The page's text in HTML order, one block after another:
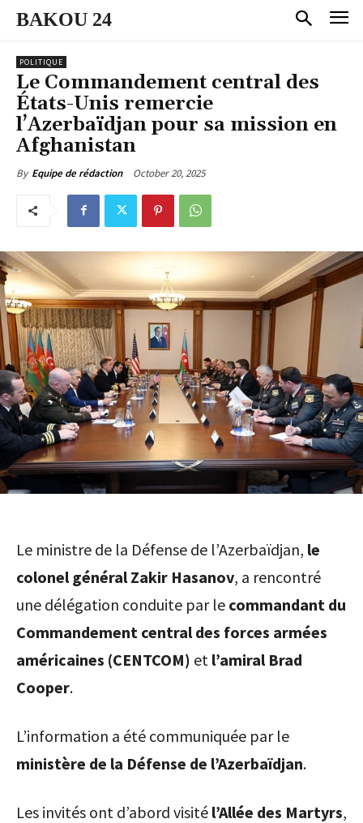
BAKOU 24
POLITIQUE
Le Commandement central des
États-Unis remercie
l’Azerbaïdjan pour sa mission en
Afghanistan
By Equipe de rédaction October 20, 2025
Le ministre de la Défense de l’Azerbaïdjan, le
colonel général Zakir Hasanov, a rencontré
une délégation conduite par le commandant du
Commandement central des forces armées
américaines (CENTCOM) et l’amiral Brad
Cooper.
L’information a été communiquée par le
ministère de la Défense de l’Azerbaïdjan.
Les invités ont d’abord visité l’Allée des Martyrs,